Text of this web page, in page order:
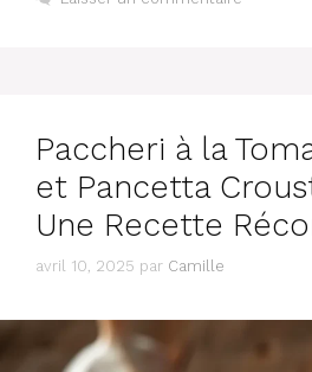
Paccheri à la
et Pancetta
Une Recette
avril 10, 2025 par Camille